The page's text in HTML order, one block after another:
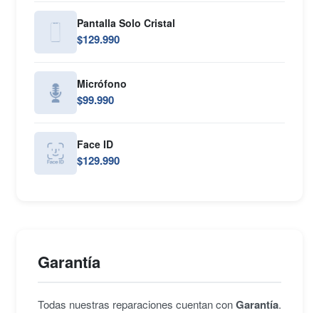
Pantalla Solo Cristal
$129.990
Micrófono
$99.990
Face ID
$129.990
Garantía
Todas nuestras reparaciones cuentan conGarantía.